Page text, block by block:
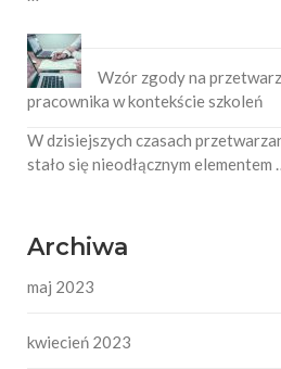
Wzór zgody na
pracownika w kontekście szkoleń
W dzisiejszych czasach
stało się nieodłącznym elementem
Archiwa
maj 2023
kwiecień 2023